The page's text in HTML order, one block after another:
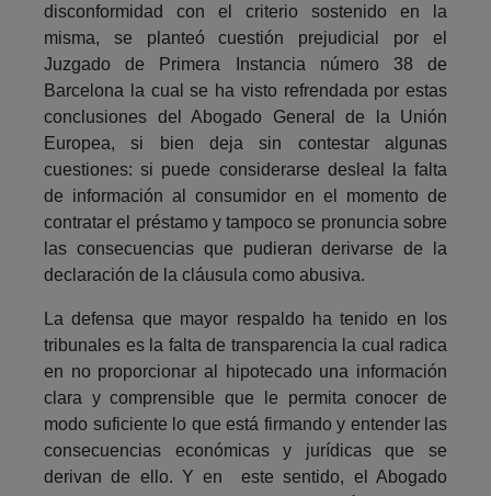
disconformidad con el criterio sostenido en la
misma, se planteó cuestión prejudicial por el
Juzgado de Primera Instancia número 38 de
Barcelona la cual se ha visto refrendada por estas
conclusiones del Abogado General de la Unión
Europea, si bien deja sin contestar algunas
cuestiones: si puede considerarse desleal la falta
de información al consumidor en el momento de
contratar el préstamo y tampoco se pronuncia sobre
las consecuencias que pudieran derivarse de la
declaración de la cláusula como abusiva.
La defensa que mayor respaldo ha tenido en los
tribunales es la falta de transparencia la cual radica
en no proporcionar al hipotecado una información
clara y comprensible que le permita conocer de
modo suficiente lo que está firmando y entender las
consecuencias económicas y jurídicas que se
derivan de ello. Y en este sentido, el Abogado